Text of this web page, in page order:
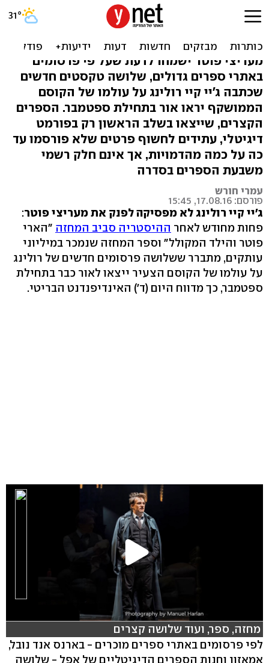
הפתעה: שלושה ספרי הארי
פוטר חדשים ייצאו בקרוב
מעריצי פוטר ישמחו לדעת שעל פי פרסומים
באתרי ספרים גדולים, שלושה טקסטים חדשים
שכתבה ג'יי קיי רולינג על עולמו של הקוסם
הממושקף יראו אור בתחילת ספטמבר. הספרים
הקצרים, שייצאו בשלב הראשון רק בפורמט
דיגיטלי, עתידים לחשוף פרטים שלא פורסמו עד
כה על כמה מהדמויות, אך אינם חלק רשמי
משבעת הספרים בסדרה
עמרי חורש
פורסם: 17.08.16, 15:45
ג'יי קיי רולינג לא מפסיקה לפנק את מעריצי פוטר:
פחות מחודש לאחר ההיסטריה סביב המחזה "הארי
פוטר והילד המקולל" וספר המחזה שנמכר במיליוני
עותקים, מתברר ששלושה פרסומים חדשים של רולינג
על עולמו של הקוסם הצעיר ייצאו לאור כבר בתחילת
ספטמבר, כך מדווח היום (ד') האינדיפנדנט הבריטי.
מחזה, ספר, ועוד שלושה קצרים
לפי פרסומים באתרי ספרים מוכרים - בארנס אנד נובל,
אמאזון וחנות הספרים הדיגיטליים של אפל - שלושה